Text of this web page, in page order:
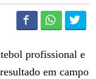
profissional e
em campo